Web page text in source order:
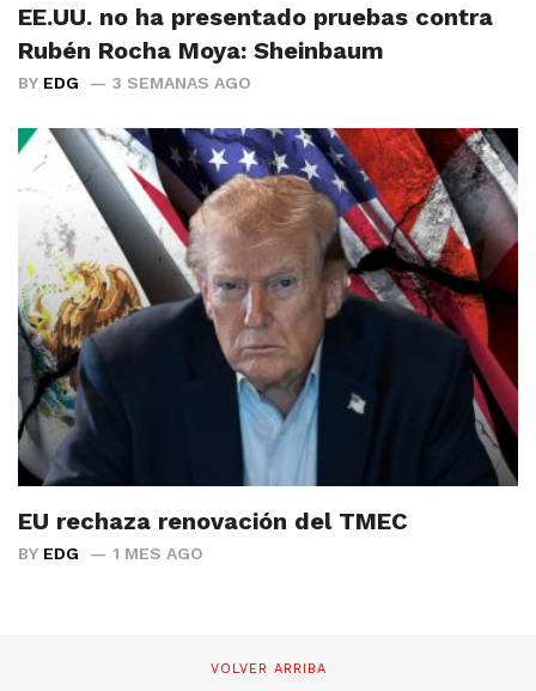
EE.UU. no ha presentado pruebas contra
Rubén Rocha Moya: Sheinbaum
BY EDG 3 SEMANAS AGO
EU rechaza renovación del TMEC
BY EDG 1 MES AGO
VOLVER ARRIBA